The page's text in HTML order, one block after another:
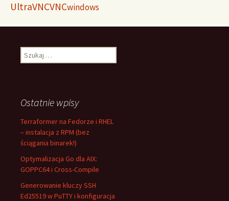
UltraVNCVNCwindows
Szukaj:
Ostatnie wpisy
Terraformer na Fedorze i RHEL
– instalacja z RPM (bez
ściągania binarek!)
Optymalizacja Go dla AIX:
GOPPC64 i Cross-Compile
Generowanie kluczy SSH
Ed25519 w PuTTY i konfiguracja